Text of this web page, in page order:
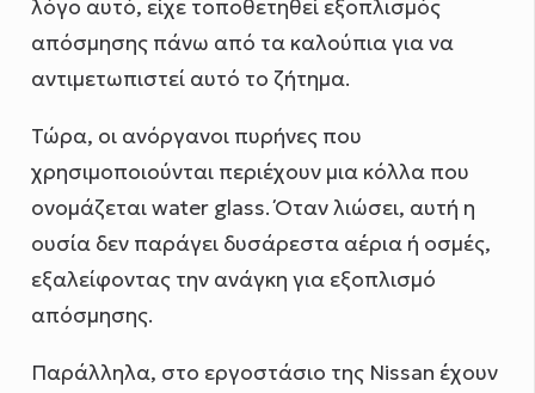
λόγο αυτό, είχε τοποθετηθεί εξοπλισμός
απόσμησης πάνω από τα καλούπια για να
αντιμετωπιστεί αυτό το ζήτημα.
Τώρα, οι ανόργανοι πυρήνες που
χρησιμοποιούνται περιέχουν μια κόλλα που
ονομάζεται water glass. Όταν λιώσει, αυτή η
ουσία δεν παράγει δυσάρεστα αέρια ή οσμές,
εξαλείφοντας την ανάγκη για εξοπλισμό
απόσμησης.
Παράλληλα, στο εργοστάσιο της Nissan έχουν